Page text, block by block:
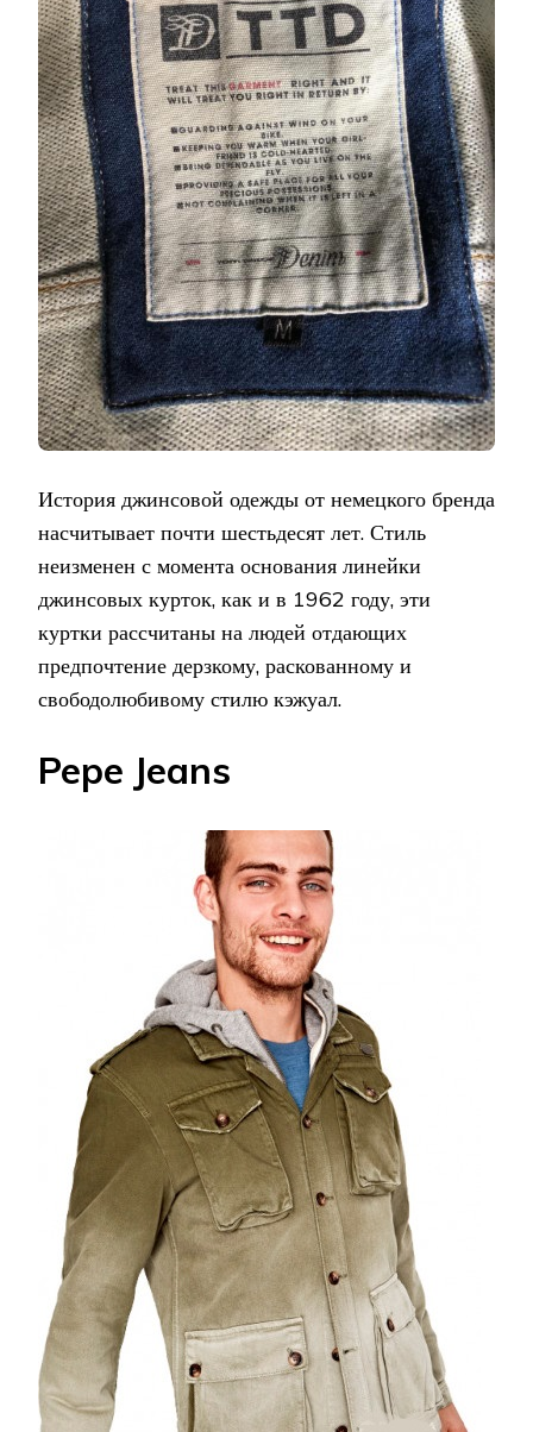
История джинсовой одежды от немецкого бренда
насчитывает почти шестьдесят лет. Стиль
неизменен с момента основания линейки
джинсовых курток, как и в 1962 году, эти
куртки рассчитаны на людей отдающих
предпочтение дерзкому, раскованному и
свободолюбивому стилю кэжуал.
Pepe Jeans